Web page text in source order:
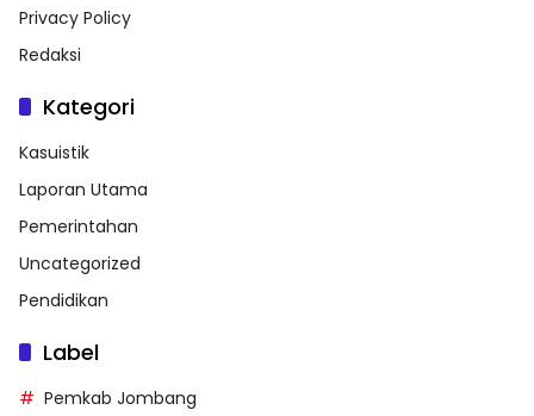
Privacy Policy
Redaksi
Kategori
Kasuistik
Laporan Utama
Pemerintahan
Uncategorized
Pendidikan
Label
Pemkab Jombang